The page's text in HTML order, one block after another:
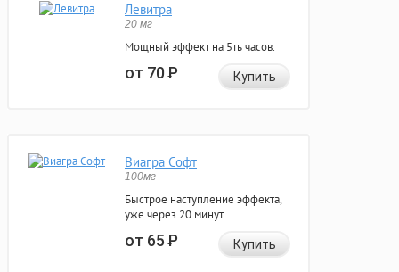
Левитра
20 мг
Мощный эффект на 5ть часов.
от 70Р Купить
Виагра Софт
100мг
Быстрое наступление эффекта,
уже через 20 минут.
от 65Р Купить